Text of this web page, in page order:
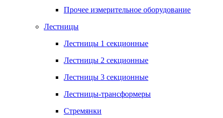
Прочее измерительное оборудование
Лестницы
Лестницы 1 секционные
Лестницы 2 секционные
Лестницы 3 секционные
Лестницы-трансформеры
Стремянки